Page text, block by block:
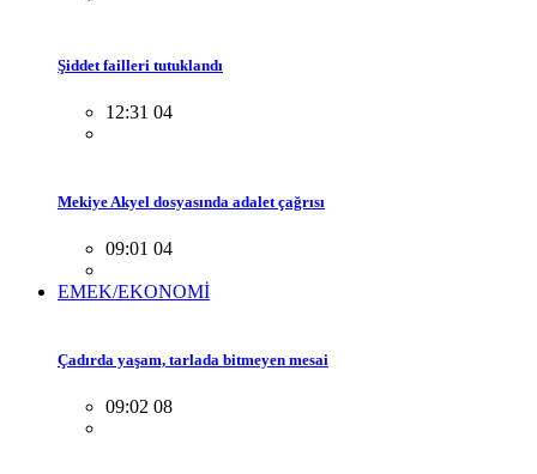
Şiddet failleri tutuklandı
12:31 04
Mekiye Akyel dosyasında adalet çağrısı
09:01 04
EMEK/EKONOMİ
Çadırda yaşam, tarlada bitmeyen mesai
09:02 08